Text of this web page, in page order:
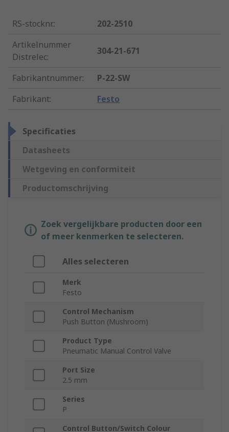
RS-stocknr.:
202-2510
Artikelnummer
Distrelec:
304-21-671
Fabrikantnummer:
P-22-SW
Fabrikant: Festo
Specificaties
Datasheets
Wetgeving en conformiteit
Productomschrijving
Zoek vergelijkbare producten door een
of meer kenmerken te selecteren.
Alles selecteren
Merk
Festo
Control Mechanism
Push Button (Mushroom)
Product Type
Pneumatic Manual Control Valve
Port Size
2.5 mm
Series
P
Control Button/Switch Colour